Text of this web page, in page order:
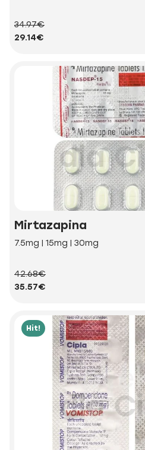
34.97€
29.14€
Mirtazapina
7.5mg | 15mg | 30mg
42.68€
35.57€
Hit!